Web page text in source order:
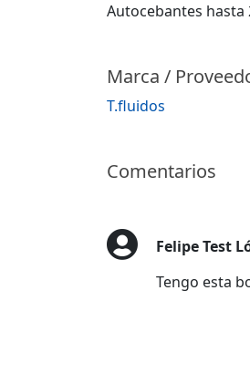
Autocebantes hasta
Marca /
T.fluidos
Comentarios
Felipe Test
Tengo esta